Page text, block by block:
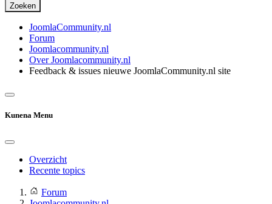
Zoeken
JoomlaCommunity.nl
Forum
Joomlacommunity.nl
Over Joomlacommunity.nl
Feedback & issues nieuwe JoomlaCommunity.nl site
Kunena Menu
Overzicht
Recente topics
Forum